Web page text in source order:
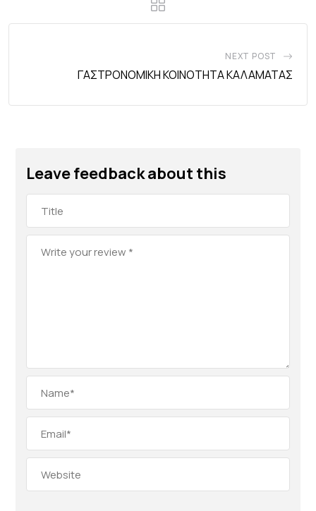
NEXT POST
ΓΑΣΤΡΟΝΟΜΙΚΗ ΚΟΙΝΟΤΗΤΑ ΚΑΛΑΜΑΤΑΣ
Leave feedback about this